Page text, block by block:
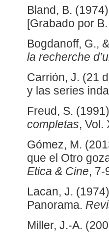
Bland, B.
[Grabado por
Bogdanoff, G.,
la recherche
Carrión, J. (21
y las series
Freud, S.
completas, Vol.
Gómez, M.
que el Otro
Etica & Cine, 7-
Lacan, J.
Panorama.
Miller, J.-A.